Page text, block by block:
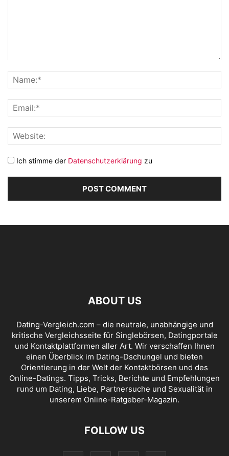
Ich stimme der Datenschutzerklärung zu
ABOUT US
Dating-Vergleich.com – die neutrale, unabhängige und
kritische Vergleichsseite für Singlebörsen, Datingportale
und Kontaktplattformen aller Art. Wir verschaffen Ihnen
einen Überblick im Dating-Dschungel und bieten
Orientierung in der Welt der Kontaktbörsen und des
Online-Datings. Tipps, Tricks, Berichte und Empfehlungen
rund um Dating, Liebe, Partnersuche und Sexualität in
unserem Online-Ratgeber-Magazin.
FOLLOW US